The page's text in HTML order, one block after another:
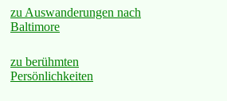
zu Auswanderungen nach
Baltimore
zu berühmten
Persönlichkeiten